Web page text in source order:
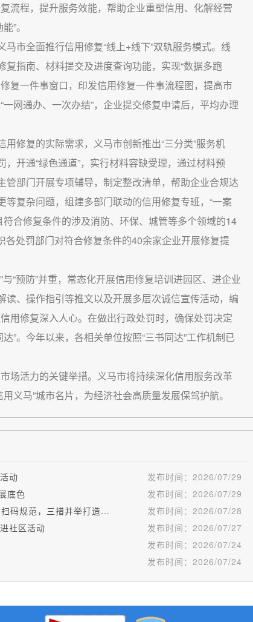
流程，提升服务效能，帮助企业重塑信用、化解经营
”。
市全面推行信用修复“线上+线下”双轨服务模式。线
复指南、材料提交及进度查询功能，实现“数据多跑
复一件事窗口，印发信用修复一件事流程图，提高市
网通办、一次办结”，企业提交修复申请后，平均办理
修复的实际需求，义马市创新推出“三分类”服务机
开通“绿色通道”，实行材料容缺受理，通过材料预
管部门开展专项辅导，制定整改清单，帮助企业合规达
复杂问题，组建多部门联动的信用修复专班，“一案
合修复条件的涉及消防、环保、城管等多个领域的14
处罚部门对符合修复条件的40余家企业开展修复提
“预防”并重，常态化开展信用修复培训进园区、进企业
读、操作指引等推文以及开展多层次诚信宣传活动，编
用修复深入人心。在做出行政处罚时，确保处罚决定
”。今年以来，各相关单位按照“三书同达”工作机制已
场活力的关键举措。义马市将持续深化信用服务改革
义马”城市名片，为经济社会高质量发展保驾护航。
动 发布时间： 2026/07/29
底色
发布时间： 2026/07/29
义马市全面推行“一业一查”模式 —制度先行、信用赋能、扫码规范，三措并举打造涉企监管新生态
发布时间： 2026/07/28
社区活动
发布时间： 2026/07/27
发布时间： 2026/07/24
发布时间： 2026/07/24